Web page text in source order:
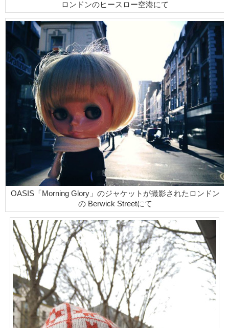
ロンドンのヒースロー空港にて
OASIS「Morning Glory」のジャケットが撮影されたロンドン
の Berwick Streetにて